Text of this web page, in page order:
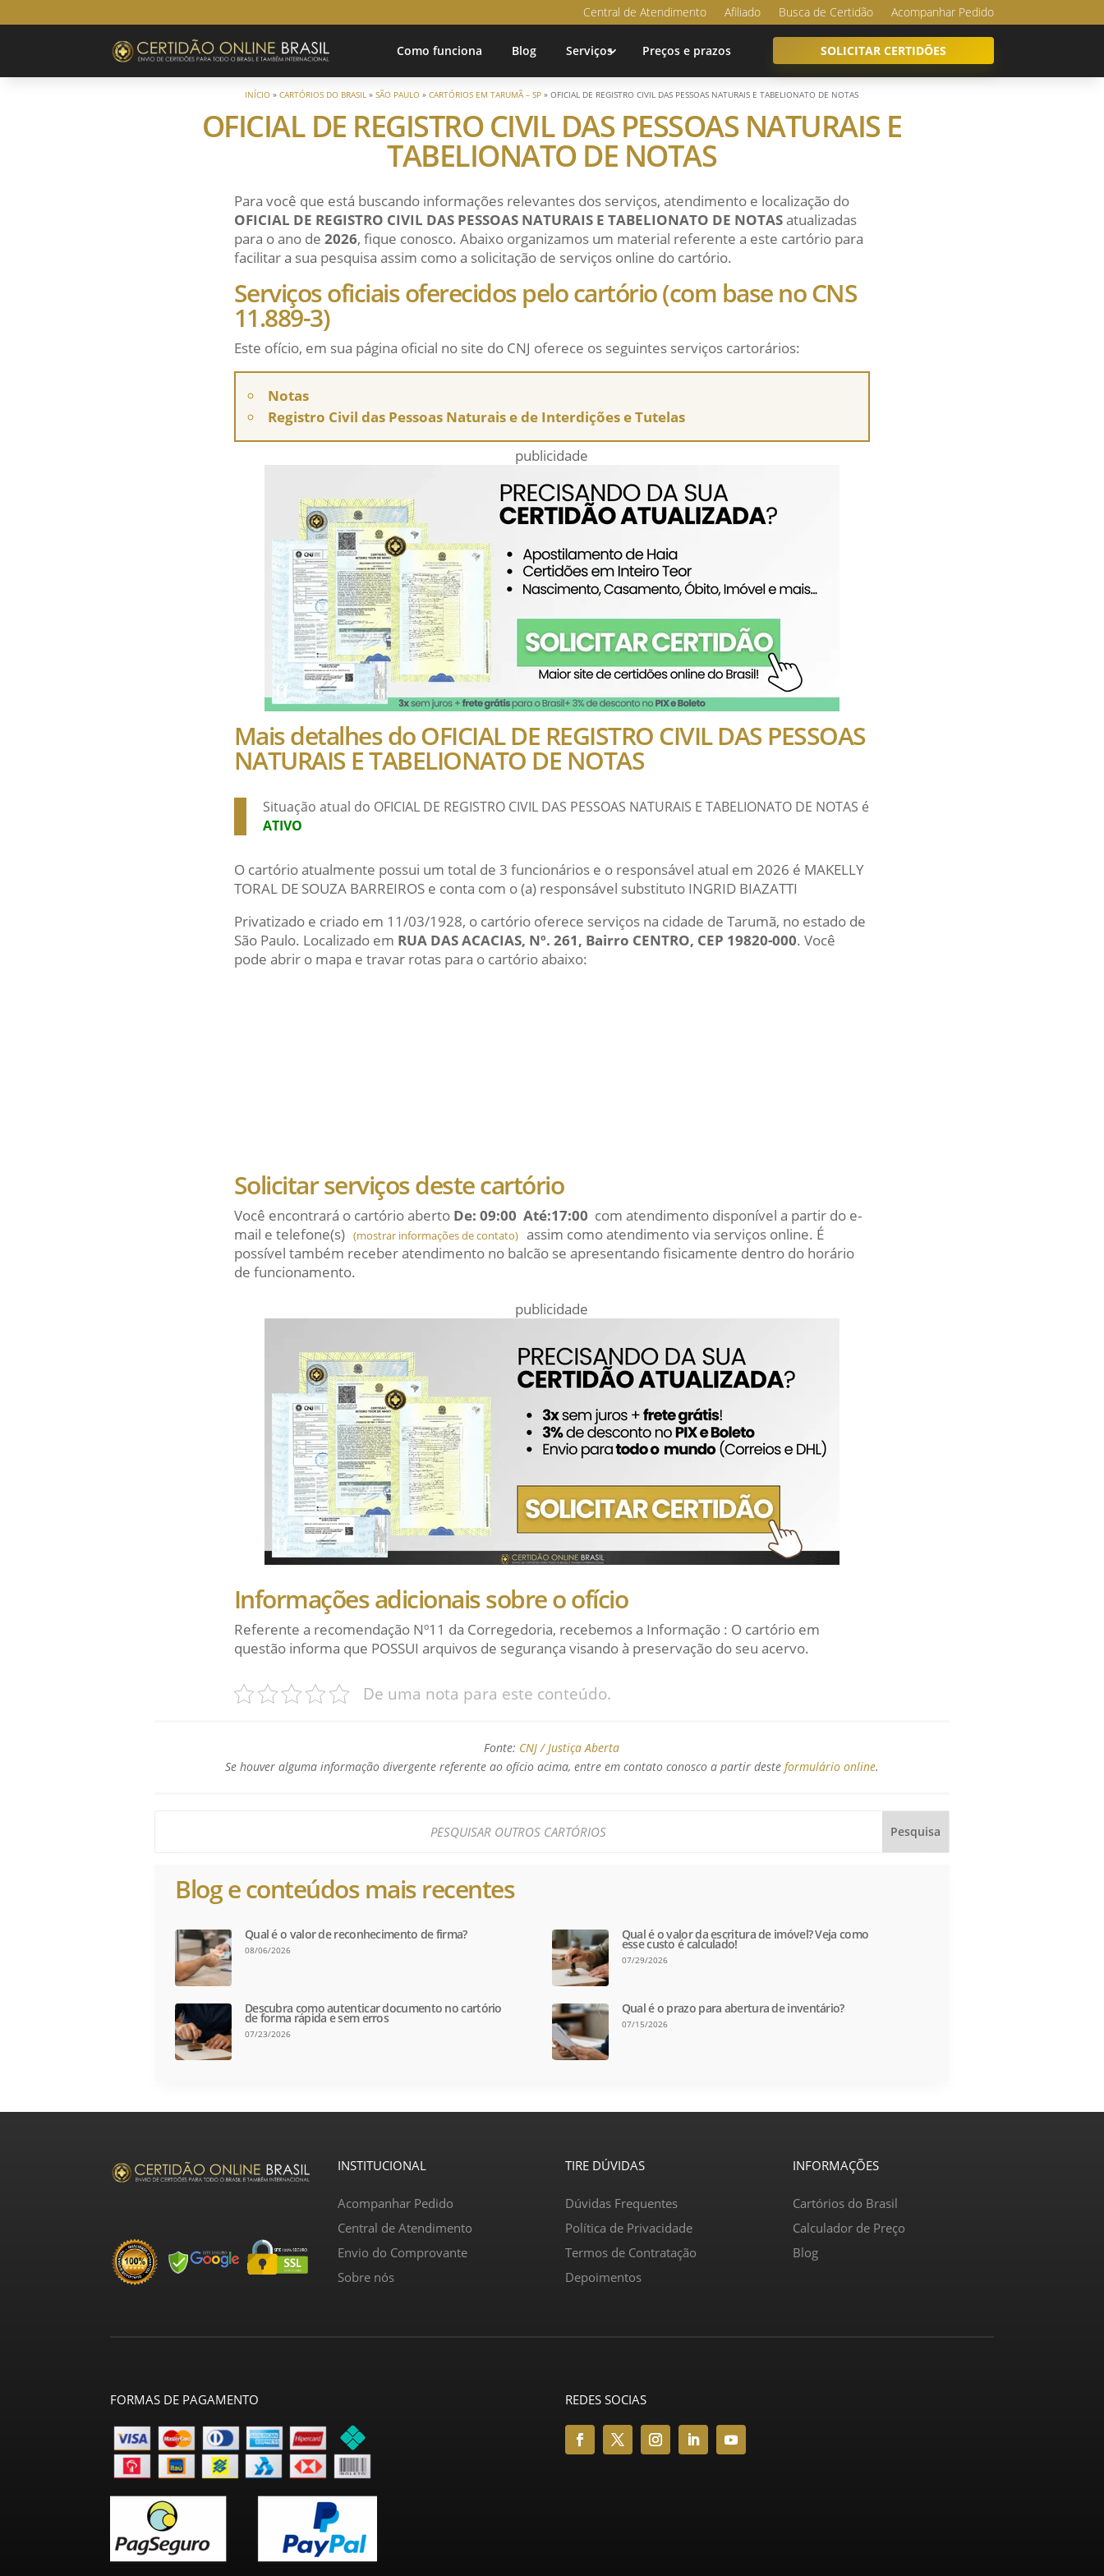
Central de Atendimento Afiliado Busca de Certidão Acompanhar Pedido
Como funciona Blog Serviços Preços e prazos SOLICITAR CERTIDÕES
INÍCIO »CARTÓRIOS DO BRASIL »SÃO PAULO »CARTÓRIOS EM TARUMÃ – SP »OFICIAL DE REGISTRO CIVIL DAS PESSOAS NATURAIS E TABELIONATO DE NOTAS
OFICIAL DE REGISTRO CIVIL DAS PESSOAS NATURAIS E
TABELIONATO DE NOTAS
Para você que está buscando informações relevantes dos serviços, atendimento e localização do
OFICIAL DE REGISTRO CIVIL DAS PESSOAS NATURAIS E TABELIONATO DE NOTASatualizadas
para o ano de 2026, fique conosco. Abaixo organizamos um material referente a este cartório para
facilitar a sua pesquisa assim como a solicitação de serviços online do cartório.
Serviços oficiais oferecidos pelo cartório (com base no CNS
11.889-3)
Este ofício, em sua página oficial no site do CNJ oferece os seguintes serviços cartorários:
Notas
Registro Civil das Pessoas Naturais e de Interdições e Tutelas
publicidade
Mais detalhes do OFICIAL DE REGISTRO CIVIL DAS PESSOAS
NATURAIS E TABELIONATO DE NOTAS
Situação atual do OFICIAL DE REGISTRO CIVIL DAS PESSOAS NATURAIS E TABELIONATO DE NOTAS é
ATIVO
O cartório atualmente possui um total de 3 funcionários e o responsável atual em 2026 é MAKELLY
TORAL DE SOUZA BARREIROS e conta com o (a) responsável substituto INGRID BIAZATTI
Privatizado e criado em 11/03/1928, o cartório oferece serviços na cidade de Tarumã, no estado de
São Paulo. Localizado em RUA DAS ACACIAS, Nº. 261, Bairro CENTRO, CEP 19820-000. Você
pode abrir o mapa e travar rotas para o cartório abaixo:
Solicitar serviços deste cartório
Você encontrará o cartório aberto De: 09:00 Até:17:00 com atendimento disponível a partir do e-
mail e telefone(s) (mostrar informações de contato) assim como atendimento via serviços online. É
possível também receber atendimento no balcão se apresentando fisicamente dentro do horário
de funcionamento.
publicidade
Informações adicionais sobre o ofício
Referente a recomendação Nº11 da Corregedoria, recebemos a Informação : O cartório em
questão informa que POSSUI arquivos de segurança visando à preservação do seu acervo.
De uma nota para este conteúdo.
Fonte: CNJ / Justiça Aberta
Se houver alguma informação divergente referente ao ofício acima, entre em contato conosco a partir deste formulário online.
Blog e conteúdos mais recentes
Qual é o valor de reconhecimento de firma?
08/06/2026
Qual é o valor da escritura de imóvel? Veja como
esse custo é calculado!
07/29/2026
Descubra como autenticar documento no cartório
de forma rápida e sem erros
07/23/2026
Qual é o prazo para abertura de inventário?
07/15/2026
INSTITUCIONAL
Acompanhar Pedido
Central de Atendimento
Envio do Comprovante
Sobre nós
TIRE DÚVIDAS
Dúvidas Frequentes
Política de Privacidade
Termos de Contratação
Depoimentos
INFORMAÇÕES
Cartórios do Brasil
Calculador de Preço
Blog
FORMAS DE PAGAMENTO REDES SOCIAS